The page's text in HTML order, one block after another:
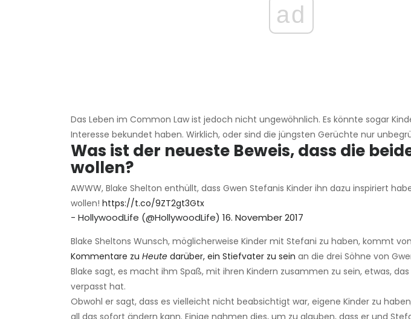
ad
Das Leben im Common Law ist jedoch nicht ungewöhnlich. Es könnte sogar
Interesse bekundet haben. Wirklich, oder sind die jüngsten Gerüchte nur
Was ist der neueste Beweis, dass die
wollen?
AWWW, Blake Shelton enthüllt, dass Gwen Stefanis Kinder ihn dazu inspiriert
wollen! https://t.co/9ZT2gt3Gtx
- HollywoodLife (@HollywoodLife) 16. November 2017
Blake Sheltons Wunsch, möglicherweise Kinder mit Stefani zu haben, kommt von
Kommentare zu Heute darüber, ein Stiefvater zu sein an die drei Söhne von
Blake sagt, es macht ihm Spaß, mit ihren Kindern zusammen zu sein, etwas,
verpasst hat.
Obwohl er sagt, dass es vielleicht nicht beabsichtigt war, eigene Kinder zu